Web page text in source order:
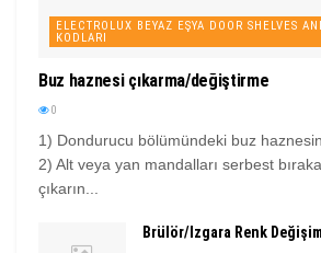
ELECTROLUX BEYAZ EŞYA DOOR SHELVES
KODLARI
Buz haznesi çıkarma/değiştirme
0
1) Dondurucu bölümündeki buz
2) Alt veya yan mandalları serbest
çıkarın...
Brülör/Izgara Renk